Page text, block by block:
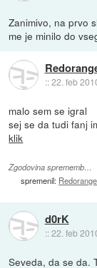
Zanimivo, na prvo
me je minilo do
::22. feb
malo sem se igral
sej se da tudi fanj
klik
Zgodovina sprememb…
spremenil: Redorange
d0rK
::22. feb
Seveda, da se da.